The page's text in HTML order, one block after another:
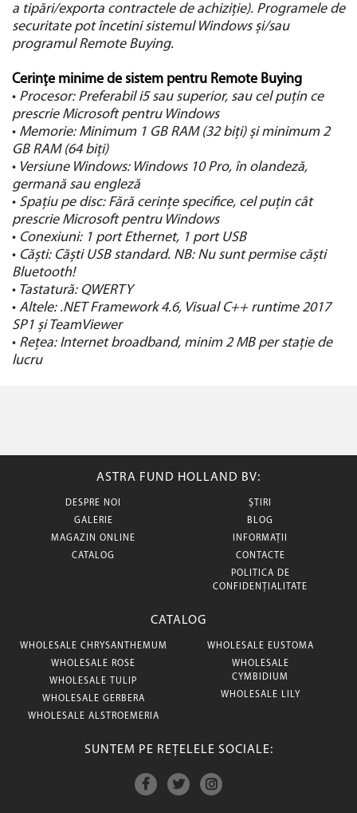
a tipări/exporta contractele de achiziție). Programele de
securitate pot încetini sistemul Windows și/sau
programul Remote Buying.
Cerințe minime de sistem pentru Remote Buying
• Procesor: Preferabil i5 sau superior, sau cel puțin ce
prescrie Microsoft pentru Windows
• Memorie: Minimum 1 GB RAM (32 biți) și minimum 2
GB RAM (64 biți)
• Versiune Windows: Windows 10 Pro, în olandeză,
germană sau engleză
• Spațiu pe disc: Fără cerințe specifice, cel puțin cât
prescrie Microsoft pentru Windows
• Conexiuni: 1 port Ethernet, 1 port USB
• Căști: Căști USB standard. NB: Nu sunt permise căști
Bluetooth!
• Tastatură: QWERTY
• Altele: .NET Framework 4.6, Visual C++ runtime 2017
SP1 și TeamViewer
• Rețea: Internet broadband, minim 2 MB per stație de
lucru
ASTRA FUND HOLLAND BV:
DESPRE NOI
GALERIE
MAGAZIN ONLINE
CATALOG
ȘTIRI
BLOG
INFORMAȚII
CONTACTE
POLITICA DE
CONFIDENȚIALITATE
CATALOG
WHOLESALE CHRYSANTHEMUM
WHOLESALE ROSE
WHOLESALE TULIP
WHOLESALE GERBERA
WHOLESALE ALSTROEMERIA
WHOLESALE EUSTOMA
WHOLESALE
CYMBIDIUM
WHOLESALE LILY
SUNTEM PE REȚELELE SOCIALE: